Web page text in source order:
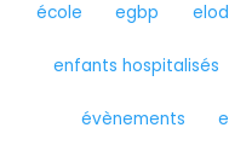
école egbp
enfants hospitalisés
évènements